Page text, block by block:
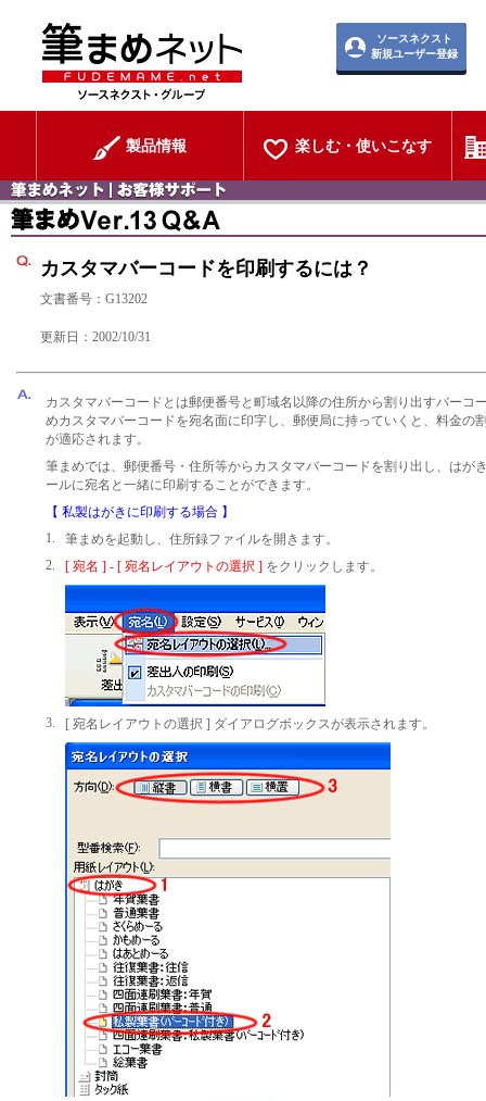
ソースネクスト
新規ユーザー登録
製品情報 楽しむ・使いこなす
カスタマバーコードを印刷するには？
文書番号：G13202
更新日：2002/10/31
カスタマバーコードとは郵便番号と町域名以降の住所から割り出すバーコ
めカスタマバーコードを宛名面に印字し、郵便局に持っていくと、料金の
が適応されます。
筆まめでは、郵便番号・住所等からカスタマバーコードを割り出し、はが
ールに宛名と一緒に印刷することができます。
【 私製はがきに印刷する場合 】
1.
筆まめを起動し、住所録ファイルを開きます。
2.
[ 宛名 ] - [ 宛名レイアウトの選択 ] をクリックします。
3. [ 宛名レイアウトの選択 ] ダイアログボックスが表示されます。